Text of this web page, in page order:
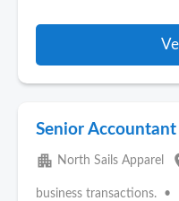
Senior Accountant
apartment North Sails Apparel
business transactions.